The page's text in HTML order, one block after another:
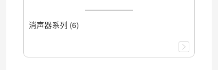
消声器系列 (6)